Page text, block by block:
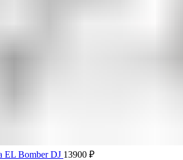
EL Bomber DJ 13900 ₽